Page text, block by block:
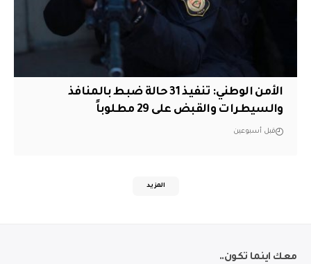
الأمن الوطني: تنفيذ 31 حالة ضبط بالمنافذ
والسيطرات والقبض على 29 مطلوباً
قبل أسبوعين
المزيد
معك اينما تكون..